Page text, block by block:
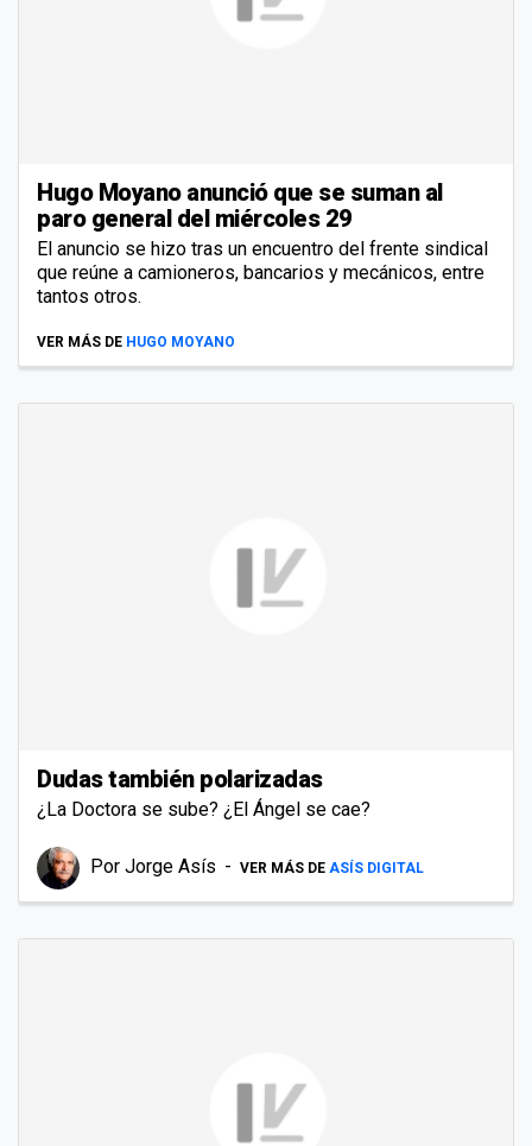
Hugo Moyano anunció que se suman al
paro general del miércoles 29
El anuncio se hizo tras un encuentro del frente sindical
que reúne a camioneros, bancarios y mecánicos, entre
tantos otros.
VER MÁS DE HUGO MOYANO
Dudas también polarizadas
¿La Doctora se sube? ¿El Ángel se cae?
Por Jorge Asís VER MÁS DE ASÍS DIGITAL